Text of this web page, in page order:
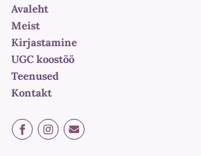
Avaleht
Meist
Kirjastamine
UGC koostöö
Teenused
Kontakt